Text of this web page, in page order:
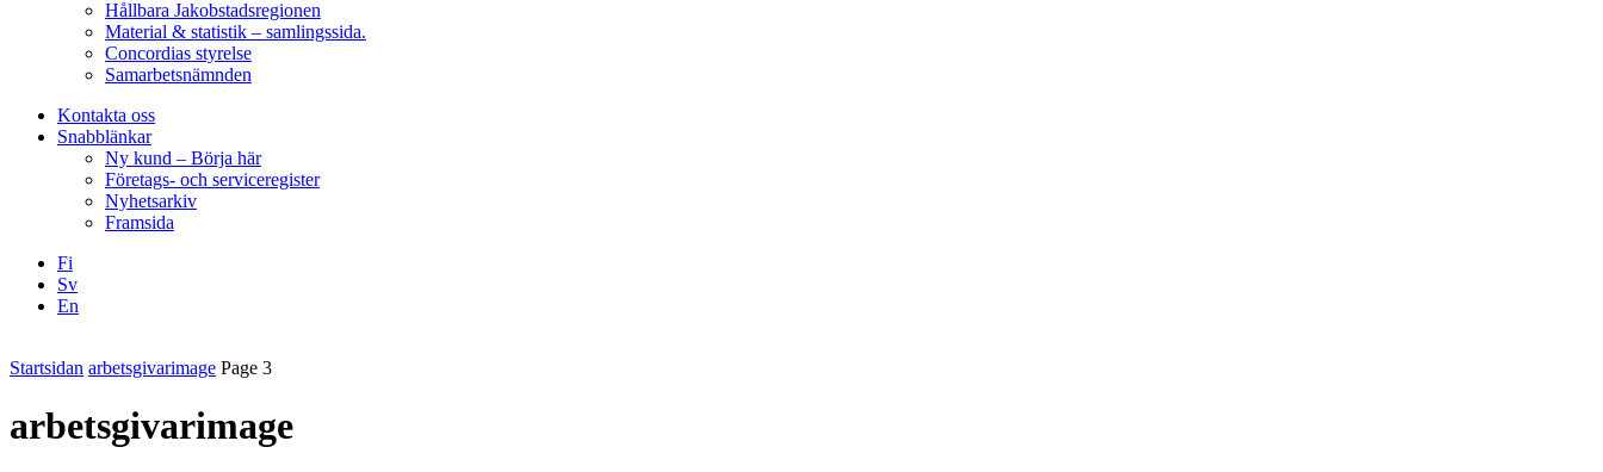
Hållbara Jakobstadsregionen
Material & statistik – samlingssida.
Concordias styrelse
Samarbetsnämnden
Kontakta oss
Snabblänkar
Ny kund – Börja här
Företags- och serviceregister
Nyhetsarkiv
Framsida
Fi
Sv
En
Startsidan arbetsgivarimage Page 3
arbetsgivarimage